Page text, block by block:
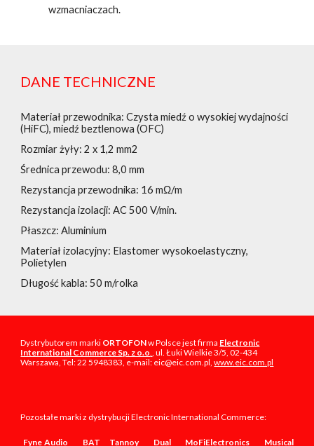
wzmacniaczach.
DANE TECHNICZNE
Materiał przewodnika: Czysta miedź o wysokiej wydajności
(HiFC), miedź beztlenowa (OFC)
Rozmiar żyły: 2 x 1,2 mm2
Średnica przewodu: 8,0 mm
Rezystancja przewodnika: 16 mΩ/m
Rezystancja izolacji: AC 500 V/min.
Płaszcz: Aluminium
Materiał izolacyjny: Elastomer wysokoelastyczny,
Polietylen
Długość kabla: 50 m/rolka
Dystrybutorem marki ORTOFONw Polsce jest firma Electronic
International Commerce Sp. z o.o., ul. Łuki Wielkie 3/5, 02-434
Warszawa, Tel: 22 5948383, e-mail: eic@eic.com.pl,www.eic.com.pl
Pozostałe marki z dystrybucji Electronic International Commerce:
Fyne Audio BAT Tannoy Dual MoFiElectronics Musical